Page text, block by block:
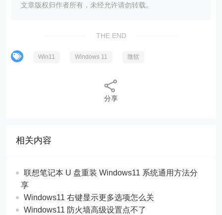
文章版权归作者所有，未经允许请勿转载。
THE END
Win11 Windows 11 微软
分享
相关内容
联想笔记本 U 盘重装 Windows11 系统通用方法分
享
Windows11 右键显示更多选项怎么关
Windows11 防火墙高级设置点不了